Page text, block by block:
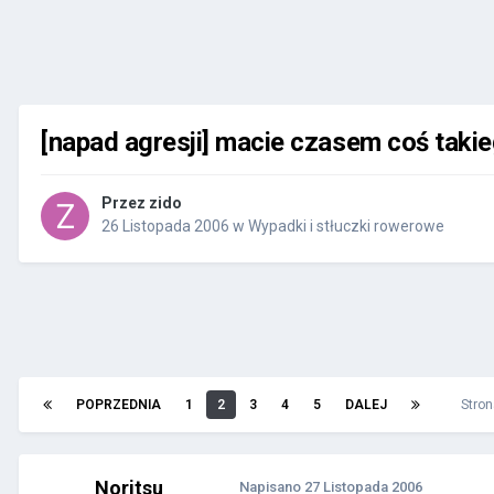
[napad agresji] macie czasem coś
Przez zido
26 Listopada 2006 w Wypadki i stłuczki rowerowe
POPRZEDNIA 1 2 3 4 5 DALEJ
Noritsu Napisano 27 Listopada 2006